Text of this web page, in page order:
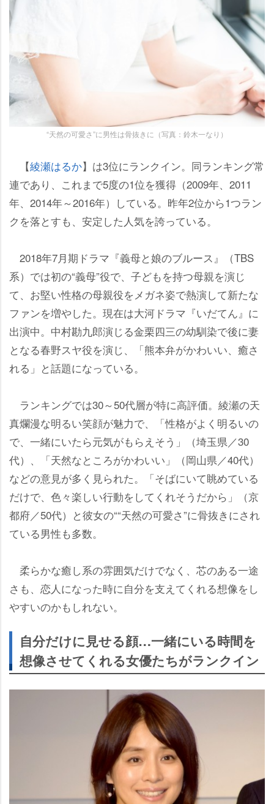
“天然の可愛さ”に男性は骨抜きに（写真：鈴木一なり）
【綾瀬はるか】は3位にランクイン。同ランキング常
連であり、これまで5度の1位を獲得（2009年、2011
年、2014年～2016年）している。昨年2位から1つラン
クを落とすも、安定した人気を誇っている。
2018年7月期ドラマ『義母と娘のブルース』（TBS
系）では初の“義母”役で、子どもを持つ母親を演じ
て、お堅い性格の母親役をメガネ姿で熱演して新たな
ファンを増やした。現在は大河ドラマ『いだてん』に
出演中。中村勘九郎演じる金栗四三の幼馴染で後に妻
となる春野スヤ役を演じ、「熊本弁がかわいい、癒さ
れる」と話題になっている。
ランキングでは30～50代層が特に高評価。綾瀬の天
真爛漫な明るい笑顔が魅力で、「性格がよく明るいの
で、一緒にいたら元気がもらえそう」（埼玉県／30
代）、「天然なところがかわいい」（岡山県／40代）
などの意見が多く見られた。「そばにいて眺めている
だけで、色々楽しい行動をしてくれそうだから」（京
都府／50代）と彼女の““天然の可愛さ”に骨抜きにされ
ている男性も多数。
柔らかな癒し系の雰囲気だけでなく、芯のある一途
さも、恋人になった時に自分を支えてくれる想像をし
すいのかもしれない。
自分だけに見せる顔…一緒にいる時間を
想像させてくれる女優たちがランクイン